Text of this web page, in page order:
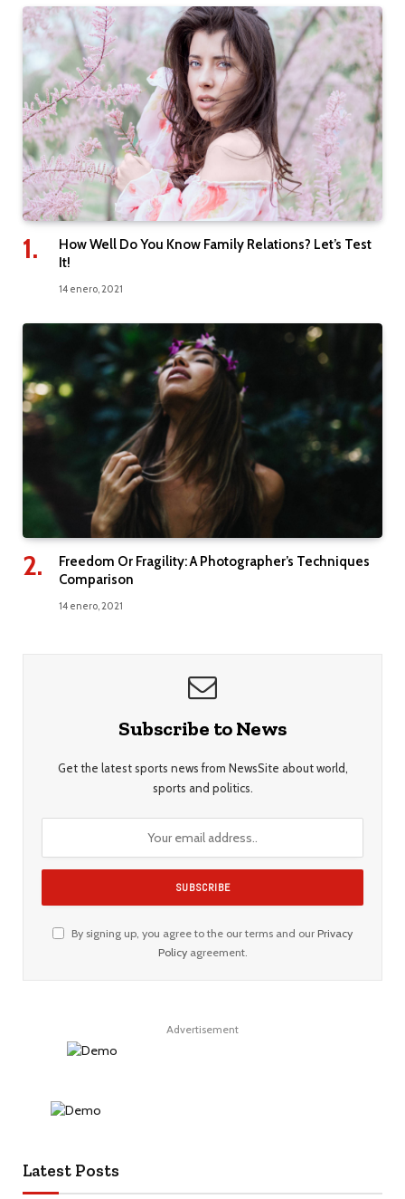
How Well Do You Know Family Relations? Let’s Test
It!
14 enero, 2021
Freedom Or Fragility: A Photographer’s Techniques
Comparison
14 enero, 2021
Subscribe to News
Get the latest sports news from NewsSite about world,
sports and politics.
By signing up, you agree to the our terms and our Privacy
Policyagreement.
Advertisement
Latest Posts